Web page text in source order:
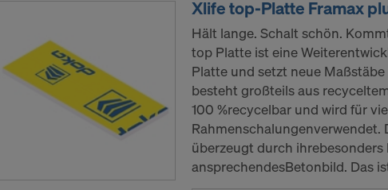
Xlife top-Platte Framax
Hält lange. Schalt schön.
top Platte ist eine
Platte und setzt neue
besteht großteils aus
100 %recycelbar und wird für
Rahmenschalungenverwendet.
überzeugt durch
ansprechendesBetonbild. Das
kann das Risiko bestehen, dass Ihre derart übermittelten Daten
Behörden in diesen Drittstaaten zu Kontroll- und
unterliegen und dagegen keine wirksamen
stehen. Sie können alle einwilligungspflichtigen Cookies
"Ablehnen" klicken oder Ihre Cookie-Einstellungen anpassen,
Einstellungenam Ende dieser Website klicken und die
Checkboxen verwenden. Sie können Ihre Einwilligung
Wirkung für die Zukunft widerrufen, indem Sie zB aufCookie
am Ende dieser Website klicken.